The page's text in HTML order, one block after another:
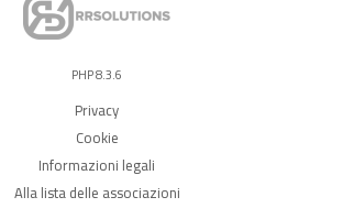
PHP 8.3.6
Privacy
Cookie
Informazioni legali
Alla lista delle associazioni